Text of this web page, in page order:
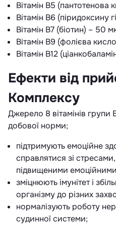
Вітамін B5 (пантотенова
Вітамін B6 (піридоксину
Вітамін B7 (біотин) – 50
Вітамін B9 (фолієва
Вітамін B12
Ефекти від
Комплексу
Джерело 8 вітамінів групи
добової норми;
підтримують емоційне
справлятися зі
підвищеними
зміцнюють імунітет і
організму до різних
нормалізують роботу
судинної системи;